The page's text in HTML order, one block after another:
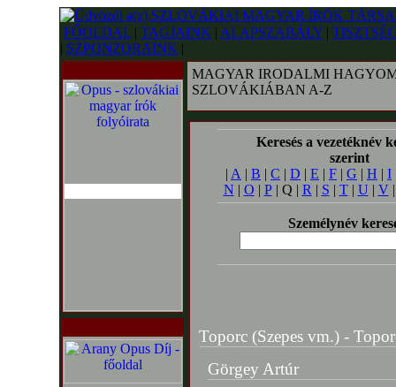
FŐOLDAL | TAGJAINK | ALAPSZABÁLY |
| SZPONZORAINK |
MAGYAR IRODALMI
SZLOVÁKIÁBAN A-Z
Keresés a vezetéknév
szerint
| A | B | C | D | E | F | G | H | I
N | O | P| Q | R | S | T| U | V
Személynév
Toporc (Szepes vm.) -
Görgey Artúr